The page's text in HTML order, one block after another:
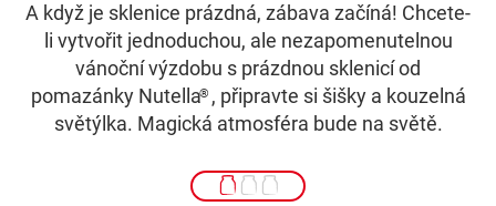
A když je sklenice prázdná, zábava začíná! Chcete-
li vytvořit jednoduchou, ale nezapomenutelnou
vánoční výzdobu s prázdnou sklenicí od
pomazánky Nutella® , připravte si šišky a kouzelná
světýlka. Magická atmosféra bude na světě.